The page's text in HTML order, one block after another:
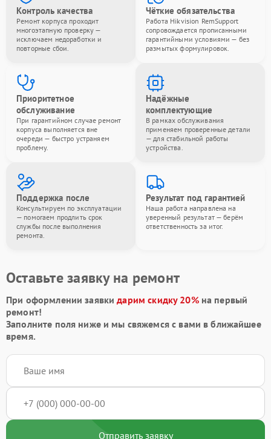
Контроль качества
Ремонт корпуса проходит
многоэтапную проверку —
исключаем недоработки и
повторные сбои.
Чёткие обязательства
Работа Hikvision RemSupport
сопровождается прописанными
гарантийными условиями — без
размытых формулировок.
Приоритетное
обслуживание
При гарантийном случае ремонт
корпуса выполняется вне
очереди — быстро устраняем
проблему.
Надёжные
комплектующие
В рамках обслуживания
применяем проверенные детали
— для стабильной работы
устройства.
Поддержка после
Консультируем по эксплуатации
— помогаем продлить срок
службы после выполнения
ремонта.
Результат под гарантией
Наша работа направлена на
уверенный результат — берём
ответственность за итог.
Оставьте заявку на ремонт
При оформлении заявкидарим скидку 20%на первый
ремонт!
Заполните поля ниже и мы свяжемся с вами в ближайшее
время.
Отправить заявку